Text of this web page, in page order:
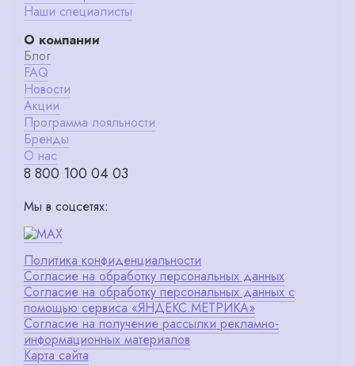
Наши специалисты
О компании
Блог
FAQ
Новости
Акции
Программа лояльности
Бренды
О нас
8 800 100 04 03
Мы в соцсетях:
Политика конфиденциальности
Согласие на обработку персональных данных
Согласие на обработку персональных данных с
помощью сервиса «ЯНДЕКС.МЕТРИКА»
Согласие на получение рассылки рекламно-
информационных материалов
Карта сайта